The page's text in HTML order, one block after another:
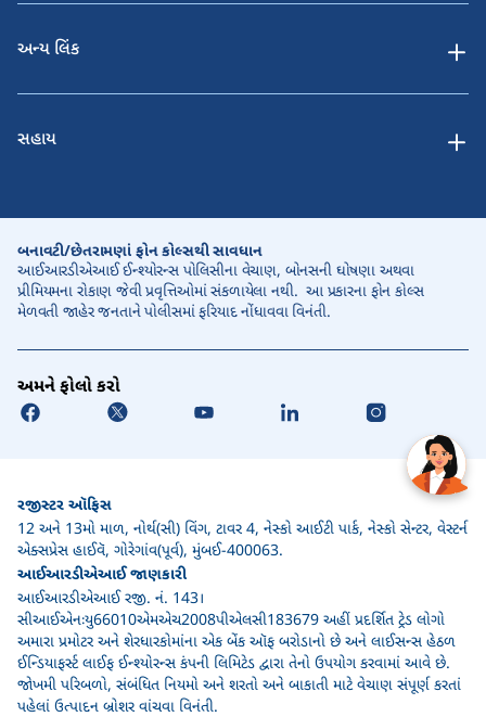
અન્ય લિંક
સહાય
બનાવટી/છેતરામણાં ફોન કોલ્સથી સાવધાન
આઈઆરડીએઆઈ ઈન્શ્યોરન્સ પોલિસીના વેચાણ, બોનસની ઘોષણા અથવા
પ્રીમિયમના રોકાણ જેવી પ્રવૃત્તિઓમાં સંકળાયેલા નથી. આ પ્રકારના ફોન કોલ્સ
મેળવતી જાહેર જનતાને પોલીસમાં ફરિયાદ નોંધાવવા વિનંતી.
અમને ફોલો કરો
રજીસ્ટર ઑફિસ
12 અને 13મો માળ, નોર્થ(સી) વિંગ, ટાવર 4, નેસ્કો આઈટી પાર્ક, નેસ્કો સેન્ટર, વેસ્ટર્ન
એક્સપ્રેસ હાઈવૅ, ગોરેગાંવ(પૂર્વ), મુંબઈ-400063.
આઈઆરડીએઆઈ જાણકારી
આઈઆરડીએઆઈ રજી. નં. 143।
સીઆઈએનઃયુ66010એમએચ2008પીએલસી183679 અહીં પ્રદર્શિત ટ્રેડ લોગો
અમારા પ્રમોટર અને શેરધારકોમાંના એક બેંક ઑફ બરોડાનો છે અને લાઈસન્સ હેઠળ
ઈન્ડિયાફર્સ્ટ લાઈફ ઈન્શ્યોરન્સ કંપની લિમિટેડ દ્વારા તેનો ઉપયોગ કરવામાં આવે છે.
જોખમી પરિબળો, સંબંધિત નિયમો અને શરતો અને બાકાતી માટે વેચાણ સંપૂર્ણ કરતાં
પહેલાં ઉત્પાદન બ્રોશર વાંચવા વિનંતી.